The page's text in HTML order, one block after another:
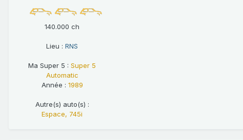
140.000 ch
Lieu : RNS
Ma Super 5 : Super 5
Automatic
Année : 1989
Autre(s) auto(s) :
Espace, 745i